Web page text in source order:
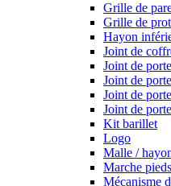
Grille de
Grille de
Hayon
Joint de
Joint de
Joint de
Joint de
Joint de
Kit barillet
Logo
Malle /
Marche pieds
Mécanisme